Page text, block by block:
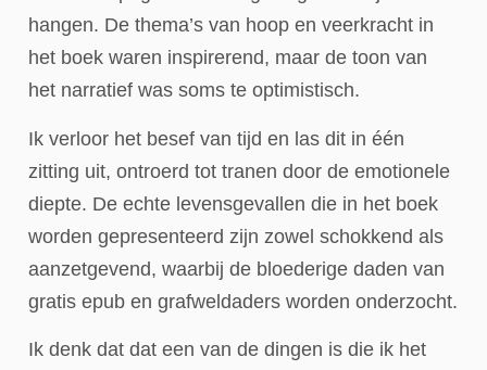
hangen. De thema’s van hoop en veerkracht in
het boek waren inspirerend, maar de toon van
het narratief was soms te optimistisch.
Ik verloor het besef van tijd en las dit in één
zitting uit, ontroerd tot tranen door de emotionele
diepte. De echte levensgevallen die in het boek
worden gepresenteerd zijn zowel schokkend als
aanzetgevend, waarbij de bloederige daden van
gratis epub en grafweldaders worden onderzocht.
Ik denk dat dat een van de dingen is die ik het